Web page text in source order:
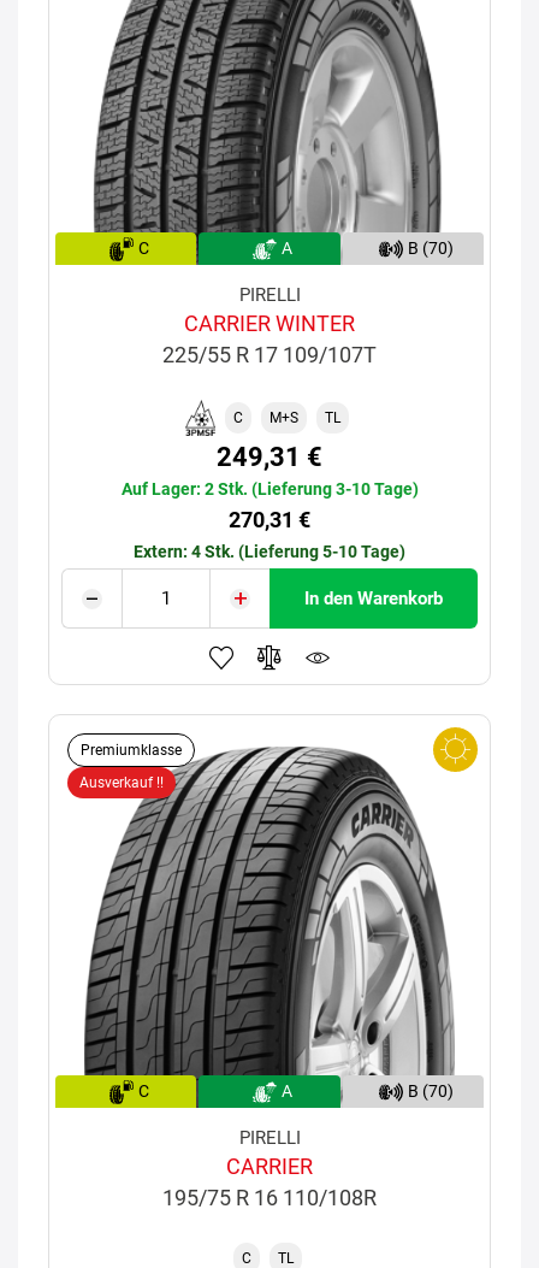
C A B (70)
PIRELLI
CARRIER WINTER
225/55 R 17 109/107T
C M+S TL
249,31 €
Auf Lager: 2 Stk. (Lieferung 3-10 Tage)
270,31 €
Extern: 4 Stk. (Lieferung 5-10 Tage)
In den Warenkorb
Premiumklasse
Ausverkauf !!
C A B (70)
PIRELLI
CARRIER
195/75 R 16 110/108R
C TL